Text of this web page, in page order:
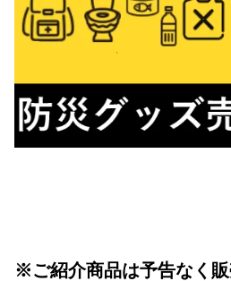
※ご紹介商品は予告なく